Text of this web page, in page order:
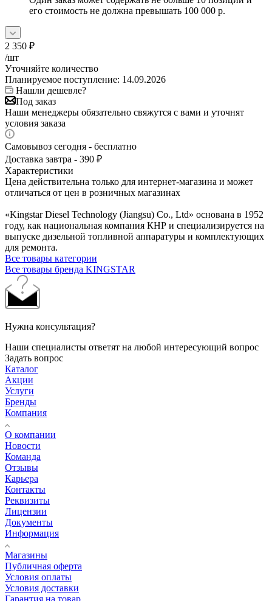
его стоимость не должна превышать 100 000 р.
2 350 ₽
/шт
Уточняйте количество
Планируемое поступление: 14.09.2026
Нашли дешевле?
Под заказ
Наши менеджеры обязательно свяжутся с вами и уточнят
условия заказа
Самовывоз сегодня - бесплатно
Доставка завтра - 390 ₽
Характеристики
Цена действительна только для интернет-магазина и может
отличаться от цен в розничных магазинах
«Kingstar Diesel Technology (Jiangsu) Co., Ltd» основана в 1952
году, как национальная компания КНР и специализируется на
выпуске дизельной топливной аппаратуры и комплектующих
для ремонта.
Все товары категории
Все товары бренда KINGSTAR
Нужна консультация?
Наши специалисты ответят на любой интересующий вопрос
Задать вопрос
Каталог
Акции
Услуги
Бренды
Компания
О компании
Новости
Команда
Отзывы
Карьера
Контакты
Реквизиты
Лицензии
Документы
Информация
Магазины
Публичная оферта
Условия оплаты
Условия доставки
Гарантия на товар